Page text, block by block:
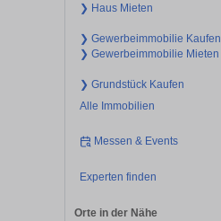
❯ Haus Mieten
❯ Gewerbeimmobilie Kaufen
❯ Gewerbeimmobilie Mieten
❯ Grundstück Kaufen
Alle Immobilien
Messen & Events
Experten finden
Orte in der Nähe